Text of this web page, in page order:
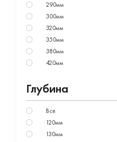
290мм
300мм
320мм
350мм
380мм
420мм
Глубина
Все
120мм
130мм